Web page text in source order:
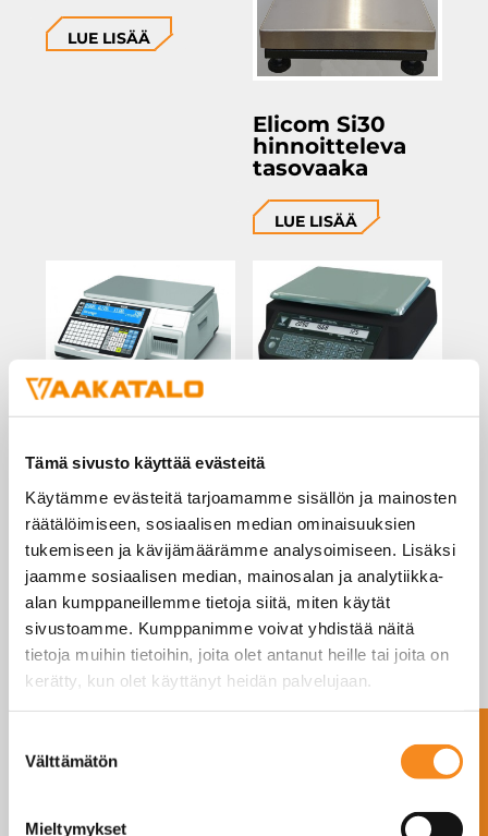
Tämä sivusto käyttää evästeitä
Käytämme evästeitä tarjoamamme sisällön ja mainosten
räätälöimiseen, sosiaalisen median ominaisuuksien
tukemiseen ja kävijämäärämme analysoimiseen. Lisäksi
jaamme sosiaalisen median, mainosalan ja analytiikka-
alan kumppaneillemme tietoja siitä, miten käytät
sivustoamme. Kumppanimme voivat yhdistää näitä
tietoja muihin tietoihin, joita olet antanut heille tai joita on
kerätty, kun olet käyttänyt heidän palvelujaan.
valinta
Välttämätön
Mieltymykset
LUE LISÄÄ
Elicom Si30
hinnoitteleva
tasovaaka
LUE LISÄÄ
tarratulostava
vaaka
LUE LISÄÄ
myymälävaaka
LUE LISÄÄ
Etikettejä/Tarroja
vaakoihin
LUE LISÄÄ Ota yhteyttä